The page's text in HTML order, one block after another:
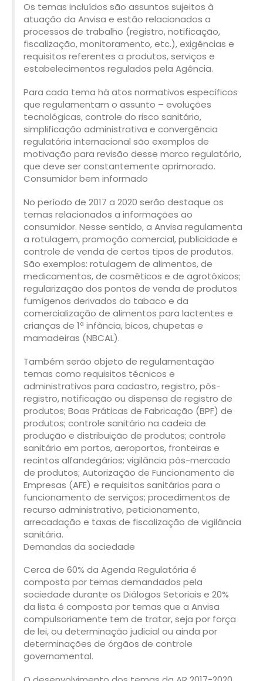
Os temas incluídos são assuntos sujeitos à
atuação da Anvisa e estão relacionados a
processos de trabalho (registro, notificação,
fiscalização, monitoramento, etc.), exigências e
requisitos referentes a produtos, serviços e
estabelecimentos regulados pela Agência.
Para cada tema há atos normativos específicos
que regulamentam o assunto – evoluções
tecnológicas, controle do risco sanitário,
simplificação administrativa e convergência
regulatória internacional são exemplos de
motivação para revisão desse marco regulatório,
que deve ser constantemente aprimorado.
Consumidor bem informado
No período de 2017 a 2020 serão destaque os
temas relacionados a informações ao
consumidor. Nesse sentido, a Anvisa regulamenta
a rotulagem, promoção comercial, publicidade e
controle de venda de certos tipos de produtos.
São exemplos: rotulagem de alimentos, de
medicamentos, de cosméticos e de agrotóxicos;
regularização dos pontos de venda de produtos
fumígenos derivados do tabaco e da
comercialização de alimentos para lactentes e
crianças de 1ª infância, bicos, chupetas e
mamadeiras (NBCAL).
Também serão objeto de regulamentação
temas como requisitos técnicos e
administrativos para cadastro, registro, pós-
registro, notificação ou dispensa de registro de
produtos; Boas Práticas de Fabricação (BPF) de
produtos; controle sanitário na cadeia de
produção e distribuição de produtos; controle
sanitário em portos, aeroportos, fronteiras e
recintos alfandegários; vigilância pós-mercado
de produtos; Autorização de Funcionamento de
Empresas (AFE) e requisitos sanitários para o
funcionamento de serviços; procedimentos de
recurso administrativo, peticionamento,
arrecadação e taxas de fiscalização de vigilância
sanitária.
Demandas da sociedade
Cerca de 60% da Agenda Regulatória é
composta por temas demandados pela
sociedade durante os Diálogos Setoriais e 20%
da lista é composta por temas que a Anvisa
compulsoriamente tem de tratar, seja por força
de lei, ou determinação judicial ou ainda por
determinações de órgãos de controle
governamental.